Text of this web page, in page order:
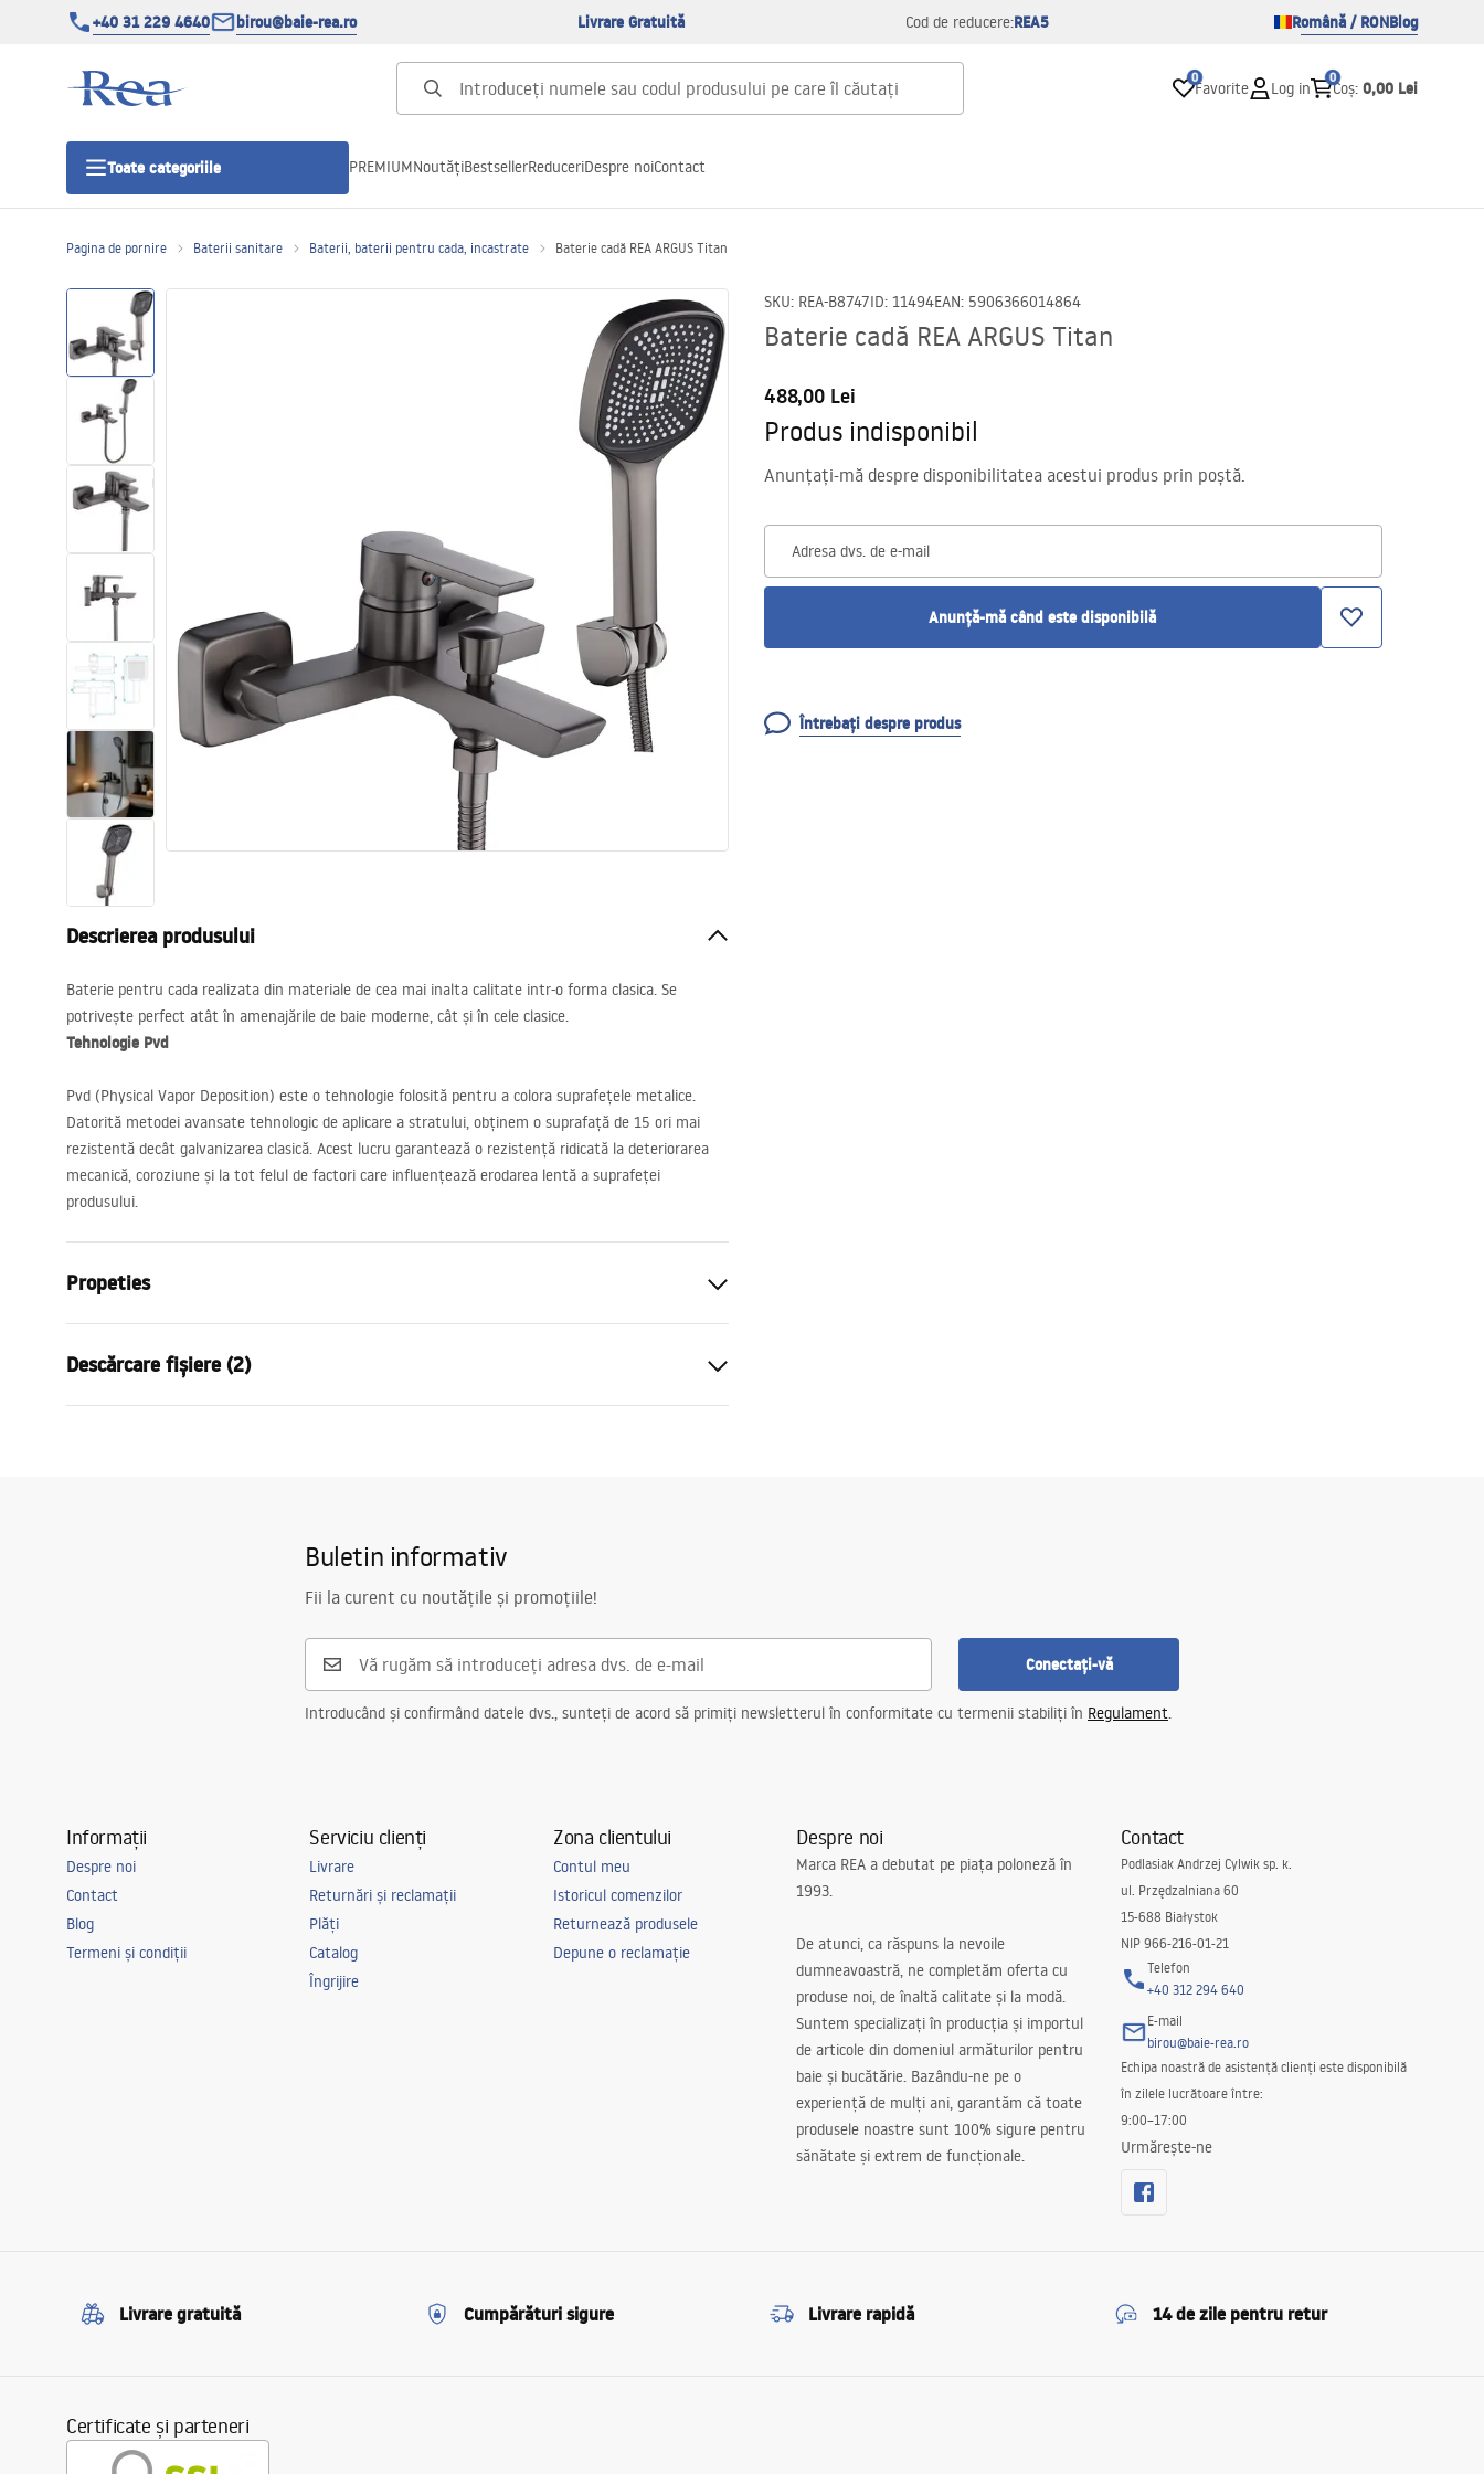
+40 31 229 4640 birou@baie-rea.ro Livrare Gratuită Cod de reducere:REA5 Română / RONBlog
0
Favorite Log in
0
Coș: 0,00 Lei
Toate categoriile
Cadite de dus
Rigole Liniare
Vase WC si Bideuri
Cazi cu paravane
Baterii sanitare
Dusuri
Bucatarie
PREMIUMNoutățiBestsellerReduceriDespre noiContact
Pagina de pornire Baterii sanitare Baterii, baterii pentru cada, incastrate Baterie cadă REA ARGUS Titan
SKU: REA-B8747ID: 11494EAN: 5906366014864
Baterie cadă REA ARGUS Titan
488,00 Lei
Produs indisponibil
Anunțați-mă despre disponibilitatea acestui produs prin poștă.
Adresa dvs. de e-mail
Anunță-mă când este disponibilă
Întrebați despre produs
Descrierea produsului
Baterie pentru cada realizata din materiale de cea mai inalta calitate intr-o forma clasica. Se
potrivește perfect atât în ​​amenajările de baie moderne, cât și în cele clasice.
Tehnologie Pvd
Pvd (Physical Vapor Deposition) este o tehnologie folosită pentru a colora suprafețele metalice.
Datorită metodei avansate tehnologic de aplicare a stratului, obținem o suprafață de 15 ori mai
rezistentă decât galvanizarea clasică. Acest lucru garantează o rezistență ridicată la deteriorarea
mecanică, coroziune și la tot felul de factori care influențează erodarea lentă a suprafeței
produsului.
Propeties
Metodă de montaj
Culoare
Titan
100mm
150mm
5 ani
Descărcare fișiere (2)
Buletin informativ
Fii la curent cu noutățile și promoțiile!
Conectați-vă
Introducând și confirmând datele dvs., sunteți de acord să primiți newsletterul în conformitate cu termenii stabiliți în Regulament.
Informații
Despre noi
Contact
Blog
Termeni și condiții
Serviciu clienți
Livrare
Returnări și reclamații
Plăți
Catalog
Îngrijire
Zona clientului
Contul meu
Istoricul comenzilor
Returnează produsele
Depune o reclamație
Despre noi
Marca REA a debutat pe piața poloneză în
1993.
De atunci, ca răspuns la nevoile
dumneavoastră, ne completăm oferta cu
produse noi, de înaltă calitate și la modă.
Suntem specializați în producția și importul
de articole din domeniul armăturilor pentru
baie și bucătărie. Bazându-ne pe o
experiență de mulți ani, garantăm că toate
produsele noastre sunt 100% sigure pentru
sănătate și extrem de funcționale.
Contact
Podlasiak Andrzej Cylwik sp. k.
ul. Przędzalniana 60
15-688 Białystok
NIP 966-216-01-21
Telefon
+40 312 294 640
E-mail
birou@baie-rea.ro
Echipa noastră de asistență clienți este disponibilă
în zilele lucrătoare între:
9:00–17:00
Urmărește-ne
Livrare gratuită Cumpărături sigure Livrare rapidă 14 de zile pentru retur
Certificate și parteneri